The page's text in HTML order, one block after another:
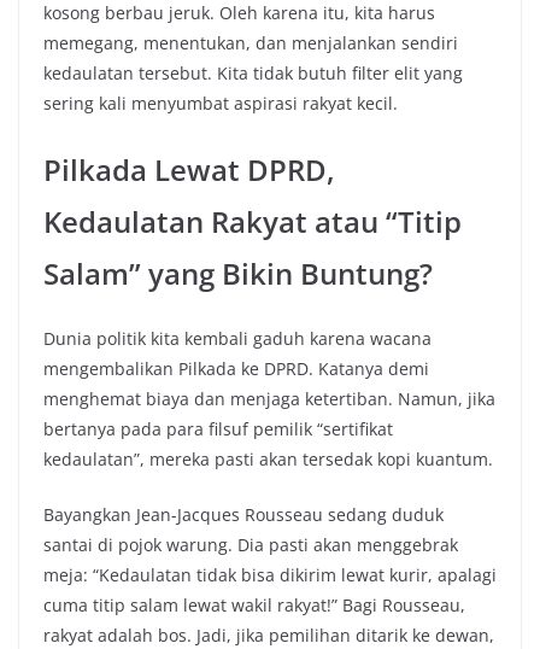
kosong berbau jeruk. Oleh karena itu, kita harus
memegang, menentukan, dan menjalankan sendiri
kedaulatan tersebut. Kita tidak butuh filter elit yang
sering kali menyumbat aspirasi rakyat kecil.
Pilkada Lewat DPRD,
Kedaulatan Rakyat atau “Titip
Salam” yang Bikin Buntung?
Dunia politik kita kembali gaduh karena wacana
mengembalikan Pilkada ke DPRD. Katanya demi
menghemat biaya dan menjaga ketertiban. Namun, jika
bertanya pada para filsuf pemilik “sertifikat
kedaulatan”, mereka pasti akan tersedak kopi kuantum.
Bayangkan Jean-Jacques Rousseau sedang duduk
santai di pojok warung. Dia pasti akan menggebrak
meja: “Kedaulatan tidak bisa dikirim lewat kurir, apalagi
cuma titip salam lewat wakil rakyat!” Bagi Rousseau,
rakyat adalah bos. Jadi, jika pemilihan ditarik ke dewan,